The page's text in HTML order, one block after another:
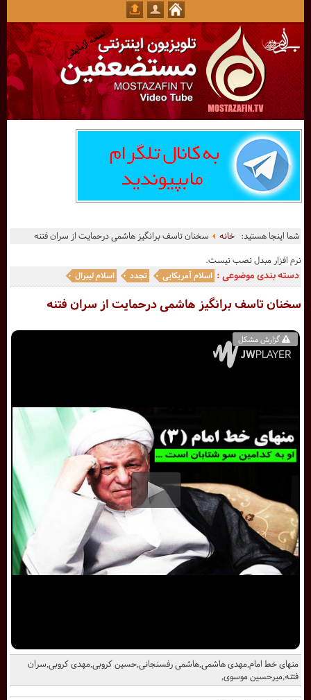
شما اینجا هستید:خانه
سخنان تاسف برانگیز هاشمی درحمایت از سران فتنه
نرم افزار مبدل نصب نیست.
دسته بندی موضوعی : اسلام آمریکایی تجدد اسلام لیبرال
سخنان تاسف برانگیز هاشمی درحمایت از سران فتنه
گزارش مشکل
منهای خط امام,مهدی هاشمی,هاشمی رفسنجانی,حسین کروبی,مهدی کروبی,سران
فتنه,میرحسین موسوی,